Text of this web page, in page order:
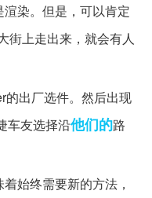
染。但是，可以肯定
街上走出来，就会有人
的出厂选件。然后出现
车友选择沿他们的路
始终需要新的方法，